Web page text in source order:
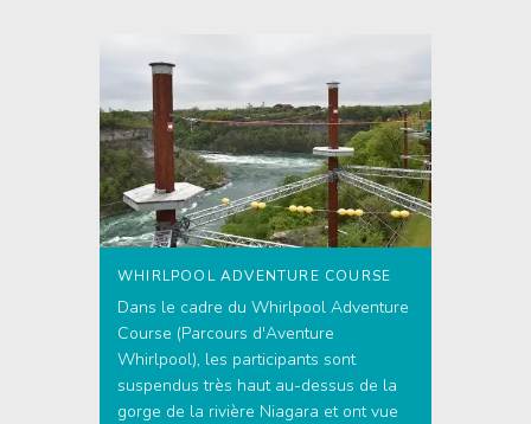
WHIRLPOOL ADVENTURE COURSE
Dans le cadre du Whirlpool Adventure
Course (Parcours d'Aventure
Whirlpool), les participants sont
suspendus très haut au-dessus de la
gorge de la rivière Niagara et ont vue